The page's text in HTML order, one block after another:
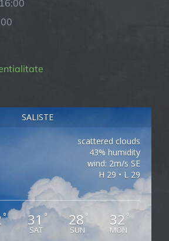
SALISTE
scattered clouds
43% humidity
wind: 2m/s SE
H 29 • L 29
° 31°
SAT
28 °
SUN
32 °
MON